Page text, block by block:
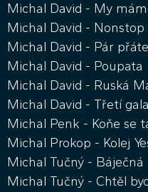
Michal David - My
Michal David - Nonstop
Michal David - Pár
Michal David - Poupata
Michal David - Ruská
Michal David - Třetí
Michal Penk - Koňe se
Michal Prokop - Kolej
Michal Tučný - Báječná
Michal Tučný - Chtěl